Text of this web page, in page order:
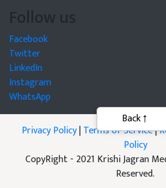
Follow us
Facebook
Twitter
LinkedIn
Instagram
WhatsApp
Privacy Policy|Terms of Service|
Policy
CopyRight - 2021 Krishi Jagran
Reserved.
Back